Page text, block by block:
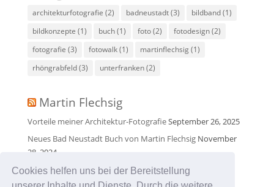
Cookies helfen uns bei der Bereitstellung
architekturfotografie (2) badneustadt(3) bildband(1)
bildkonzepte (1) buch(1) foto(2) fotodesign(2)
fotografie (3) fotowalk(1) martinflechsig(1)
rhöngrabfeld(3) unterfranken(2)
Martin Flechsig
Vorteile meiner Architektur-FotografieSeptember 26, 2025
Neues Bad Neustadt Buch von Martin Flechsig November
28, 2024
Martin Flechsig – selbständiger Foto-Designer und
Architektur-Fotograf aus Bad Neustadt Juni 25, 2021